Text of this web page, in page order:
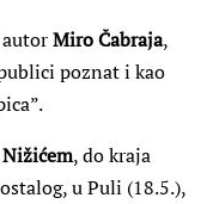
Miro Čabraja,
poznat i kao
, do kraja
u Puli (18.5.),